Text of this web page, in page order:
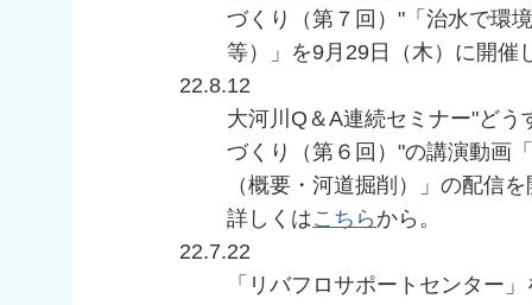
づくり（第７回）"「治水で環
等）」を9月29日（木）に開催
22.8.12
大河川Q＆A連続セミナー"ど
づくり（第６回）"の講演動画
（概要・河道掘削）」の配信
詳しくはこちら から。
22.7.22
「リバフロサポートセンター